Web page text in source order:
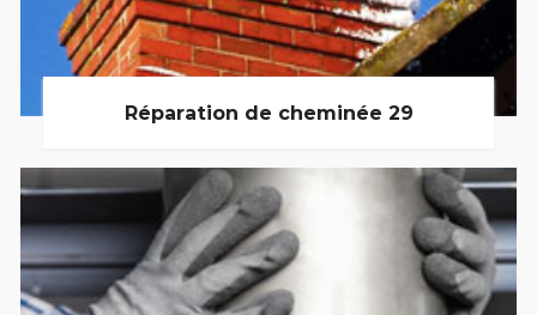
Réparation de cheminée 29